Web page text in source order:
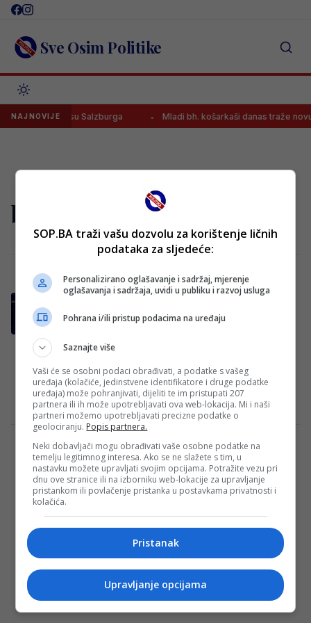
Skip
content Sve Osim Politike
NAJNOVIJEu dresu Salzburga Mladi bh. košarkaši danas traže
berlin
Fabjan brutalno nokautiran u Minhenu, Ilić
ga je ugasio
Ilić pobijedio je večeras na spektakularnoj
FNC 27 priredbi u Minhenu u dugo
očekivanom revanšu…
Redakcija Sop·07/02/2026
PONOS: Lana Pudar bronzana na
Svjetskom kupu u Berlinu u izuzetno jakoj
konkurenciji!
Bosanskohercegovačka plivačica Lana
Pudar takmičila se u finalu Svjetskog kupa
u Berlinu u disciplini 200 metara delfin.
Mlada Mostarka je…
SOP.BA traži vašu dozvolu za korištenje ličnih
podataka za sljedeće:
Personalizirano oglašavanje i sadržaj, mjerenje
oglašavanja i sadržaja, uvidi u publiku i razvoj usluga
Pohrana i/ili pristup podacima na uređaju
Saznajte više
Vaši će se osobni podaci obrađivati, a podatke s vašeg
uređaja (kolačiće, jedinstvene identifikatore i druge podatke
uređaja) može pohranjivati, dijeliti te im pristupati 207
partnera ili ih može upotrebljavati ova web-lokacija. Mi i naši
partneri možemo upotrebljavati precizne podatke o
geolociranju. Popis partnera.
Neki dobavljači mogu obrađivati vaše osobne podatke na
temelju legitimnog interesa. Ako se ne slažete s tim, u
nastavku možete upravljati svojim opcijama. Potražite vezu pri
dnu ove stranice ili na izborniku web-lokacije za upravljanje
pristankom ili povlačenje pristanka u postavkama privatnosti i
kolačića.
Pristanak
Upravljanje opcijama